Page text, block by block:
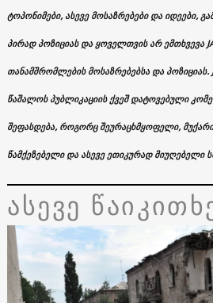
ტოპონიმები, ასევე მოსაზრებები და იდეები,
პირად პოზიციას და ყოველთვის არ ემთხვევა
თანამშრომლების მოსაზრებებსა და
წაშალოს პუბლიკაციის ქვეშ დატოვებული
შეფასდება, როგორც შეურაცხმყოფელი,
წამქეზებელი და ასევე ეთიკურად მიუღებელი
ასევე